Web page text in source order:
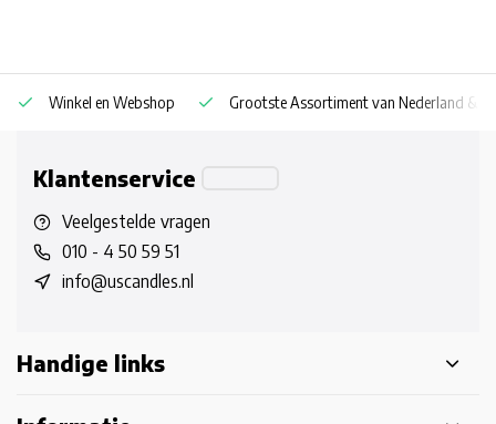
Winkel en Webshop Grootste Assortiment van Nederland &
Klantenservice
Veelgestelde vragen
010 - 4 50 59 51
info@uscandles.nl
Handige links